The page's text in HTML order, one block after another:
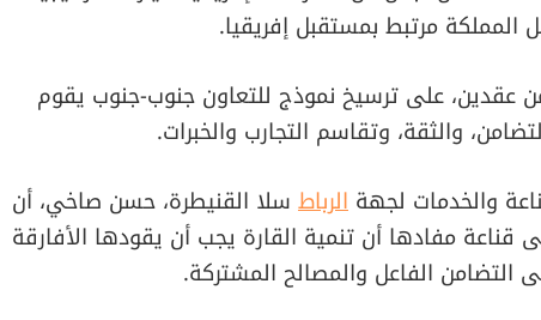
المملكة مرتبط بمستقبل إفريقيا.
عقدين، على ترسيخ نموذج للتعاون جنوب-جنوب يقوم
والثقة، وتقاسم التجارب والخبرات.
والخدمات لجهة الرباط سلا القنيطرة، حسن صاخي، أن
مفادها أن تنمية القارة يجب أن يقودها الأفارقة
الفاعل والمصالح المشتركة.